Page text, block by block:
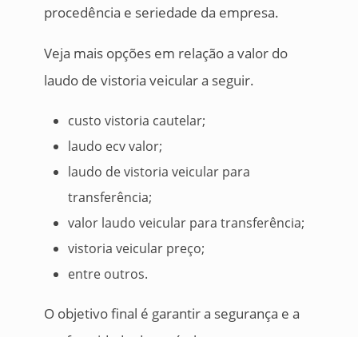
procedência e seriedade da empresa.
Veja mais opções em relação a valor do
laudo de vistoria veicular a seguir.
custo vistoria cautelar;
laudo ecv valor;
laudo de vistoria veicular para
transferência;
valor laudo veicular para transferência;
vistoria veicular preço;
entre outros.
O objetivo final é garantir a segurança e a